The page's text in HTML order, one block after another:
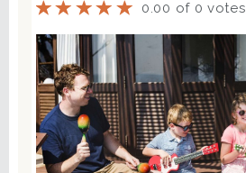
0.00 of 0 votes